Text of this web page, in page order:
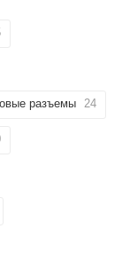
разъемы 24